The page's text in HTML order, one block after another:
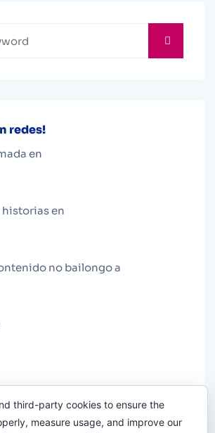
redes!
en
en
no bailongo a
third-party cookies to ensure the
measure usage, and improve our